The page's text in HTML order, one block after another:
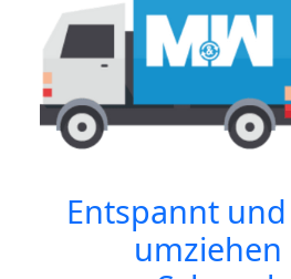
Entspannt
umziehen